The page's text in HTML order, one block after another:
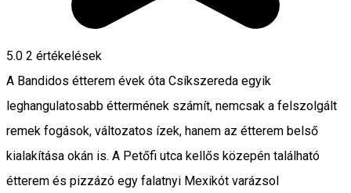
5.0 2 értékelések
A Bandidos étterem évek óta Csíkszereda egyik
leghangulatosabb éttermének számít, nemcsak a felszolgált
remek fogások, változatos ízek, hanem az étterem belső
kialakítása okán is. A Petőfi utca kellős közepén található
étterem és pizzázó egy falatnyi Mexikót varázsol